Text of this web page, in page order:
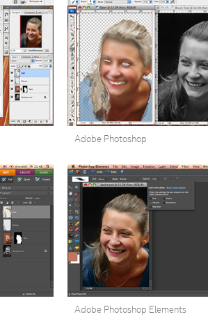
Adobe Photoshop
Adobe Photoshop Elements